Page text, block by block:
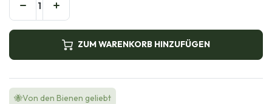
ZUM WARENKORB HINZUFÜGEN
🐝Von den Bienen geliebt